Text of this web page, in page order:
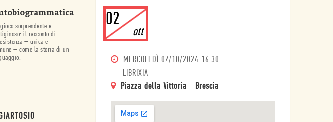
gioco sorprendente e
il racconto di
– unica e
– come la storia di un
02
ott
MERCOLEDÌ 02/10/2024 16:30
LIBRIXIA
Piazza della Vittoria - Brescia